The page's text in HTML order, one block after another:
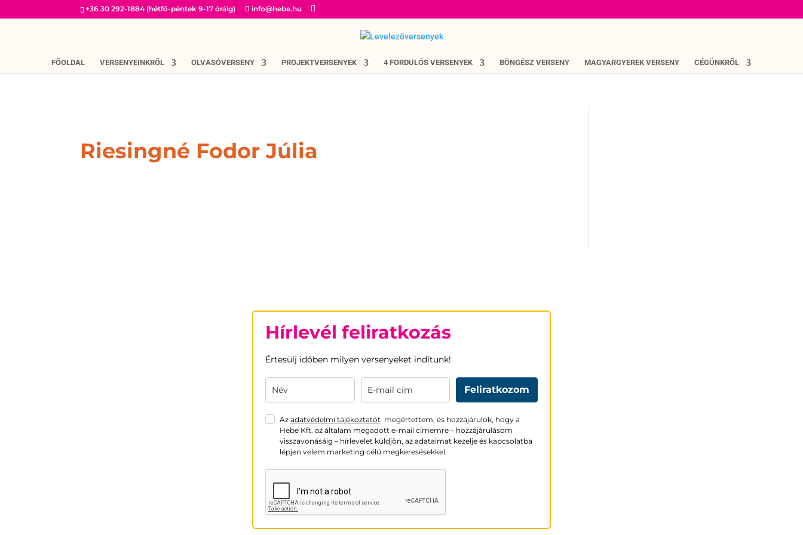
+36 30 292-1884 (hétfő-péntek 9-17 óráig) info@hebe.hu
FŐOLDAL VERSENYEINKRŐL OLVASÓVERSENY PROJEKTVERSENYEK 4 FORDULÓS VERSENYEK BÖNGÉSZ VERSENY MAGYARGYEREK VERSENY CÉGÜNKRŐL
Riesingné Fodor Júlia
Hírlevél feliratkozás
Értesülj időben milyen versenyeket indítunk!
Feliratkozom
Az adatvédelmi tájékoztatót megértettem, és hozzájárulok, hogy a
Hebe Kft. az általam megadott e-mail címemre – hozzájárulásom
visszavonásáig – hírlevelet küldjön, az adataimat kezelje és kapcsolatba
lépjen velem marketing célú megkeresésekkel.